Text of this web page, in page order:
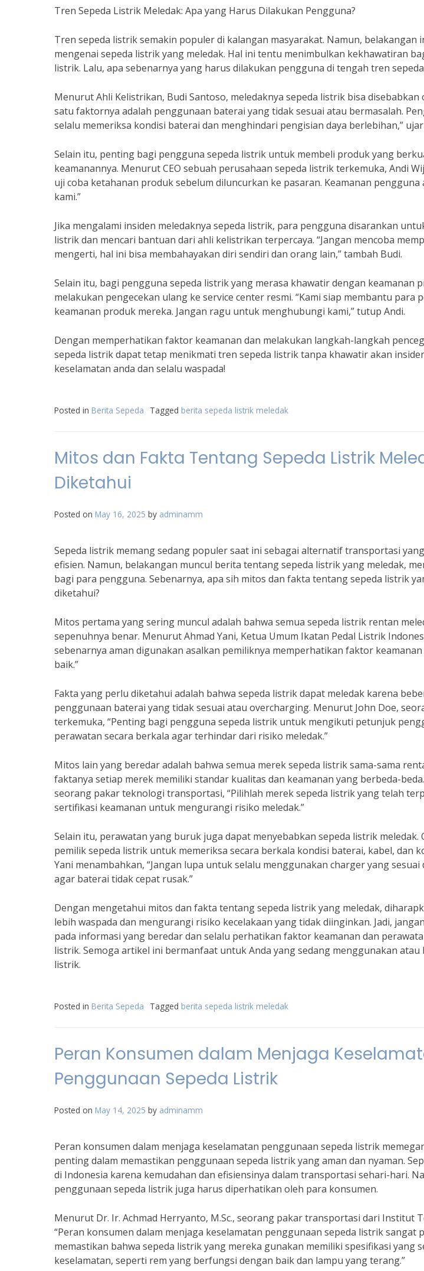
Tren Sepeda Listrik Meledak: Apa yang Harus Dilakukan Pengguna?
Tren sepeda listrik semakin populer di kalangan masyarakat. Namun, belakangan
mengenai sepeda listrik yang meledak. Hal ini tentu menimbulkan kekhawatiran
listrik. Lalu, apa sebenarnya yang harus dilakukan pengguna di tengah tren
Menurut Ahli Kelistrikan, Budi Santoso, meledaknya sepeda listrik bisa disebabkan
satu faktornya adalah penggunaan baterai yang tidak sesuai atau bermasalah.
selalu memeriksa kondisi baterai dan menghindari pengisian daya berlebihan,”
Selain itu, penting bagi pengguna sepeda listrik untuk membeli produk yang
keamanannya. Menurut CEO sebuah perusahaan sepeda listrik terkemuka, Andi
uji coba ketahanan produk sebelum diluncurkan ke pasaran. Keamanan
kami.”
Jika mengalami insiden meledaknya sepeda listrik, para pengguna disarankan
listrik dan mencari bantuan dari ahli kelistrikan terpercaya. “Jangan mencoba
mengerti, hal ini bisa membahayakan diri sendiri dan orang lain,” tambah Budi.
Selain itu, bagi pengguna sepeda listrik yang merasa khawatir dengan keamanan
melakukan pengecekan ulang ke service center resmi. “Kami siap membantu para
keamanan produk mereka. Jangan ragu untuk menghubungi kami,” tutup Andi.
Dengan memperhatikan faktor keamanan dan melakukan langkah-langkah
sepeda listrik dapat tetap menikmati tren sepeda listrik tanpa khawatir akan
keselamatan anda dan selalu waspada!
Posted in Berita Sepeda Tagged berita sepeda listrik meledak
Mitos dan Fakta Tentang Sepeda Listrik
Diketahui
Posted on May 16, 2025 by adminamm
Sepeda listrik memang sedang populer saat ini sebagai alternatif transportasi
efisien. Namun, belakangan muncul berita tentang sepeda listrik yang meledak,
bagi para pengguna. Sebenarnya, apa sih mitos dan fakta tentang sepeda listrik
diketahui?
Mitos pertama yang sering muncul adalah bahwa semua sepeda listrik rentan
sepenuhnya benar. Menurut Ahmad Yani, Ketua Umum Ikatan Pedal Listrik
sebenarnya aman digunakan asalkan pemiliknya memperhatikan faktor
baik.”
Fakta yang perlu diketahui adalah bahwa sepeda listrik dapat meledak karena
penggunaan baterai yang tidak sesuai atau overcharging. Menurut John Doe,
terkemuka, “Penting bagi pengguna sepeda listrik untuk mengikuti petunjuk
perawatan secara berkala agar terhindar dari risiko meledak.”
Mitos lain yang beredar adalah bahwa semua merek sepeda listrik sama-sama
faktanya setiap merek memiliki standar kualitas dan keamanan yang berbeda-
seorang pakar teknologi transportasi, “Pilihlah merek sepeda listrik yang telah
sertifikasi keamanan untuk mengurangi risiko meledak.”
Selain itu, perawatan yang buruk juga dapat menyebabkan sepeda listrik
pemilik sepeda listrik untuk memeriksa secara berkala kondisi baterai, kabel, dan
Yani menambahkan, “Jangan lupa untuk selalu menggunakan charger yang
agar baterai tidak cepat rusak.”
Dengan mengetahui mitos dan fakta tentang sepeda listrik yang meledak,
lebih waspada dan mengurangi risiko kecelakaan yang tidak diinginkan. Jadi,
pada informasi yang beredar dan selalu perhatikan faktor keamanan dan
listrik. Semoga artikel ini bermanfaat untuk Anda yang sedang menggunakan atau
listrik.
Posted in Berita Sepeda Tagged berita sepeda listrik meledak
Peran Konsumen dalam Menjaga
Penggunaan Sepeda Listrik
Posted on May 14, 2025 by adminamm
Peran konsumen dalam menjaga keselamatan penggunaan sepeda listrik
penting dalam memastikan penggunaan sepeda listrik yang aman dan nyaman.
di Indonesia karena kemudahan dan efisiensinya dalam transportasi sehari-hari.
penggunaan sepeda listrik juga harus diperhatikan oleh para konsumen.
Menurut Dr. Ir. Achmad Herryanto, M.Sc., seorang pakar transportasi dari Institut
“Peran konsumen dalam menjaga keselamatan penggunaan sepeda listrik sangat
memastikan bahwa sepeda listrik yang mereka gunakan memiliki spesifikasi yang
keselamatan, seperti rem yang berfungsi dengan baik dan lampu yang terang.”